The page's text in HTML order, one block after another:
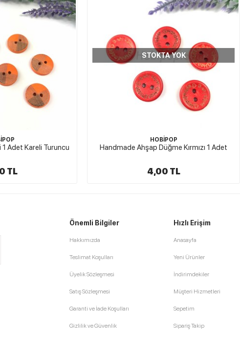
Turuncu
STOKTA YOK
HOBİPOP
Handmade Ahşap Düğme Kırmızı 1 Adet
4,00 TL
Önemli Bilgiler
Hakkımızda
Teslimat Koşulları
Üyelik Sözleşmesi
Satış Sözleşmesi
Garanti ve İade Koşulları
Gizlilik ve Güvenlik
Hızlı Erişim
Anasayfa
Yeni Ürünler
İndirimdekiler
Müşteri Hizmetleri
Sepetim
Sipariş Takip